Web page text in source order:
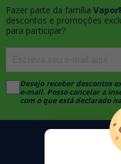
Fazer parte da família
descontos e promoções
para participar?
Desejo receber descontos
e-mail. Posso cancelar a
com o que está declarado